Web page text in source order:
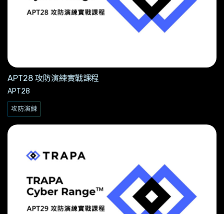
APT28 攻防演練實戰課程
APT28
攻防演練